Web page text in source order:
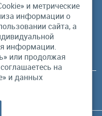
защищены.
и метрические
информации о
сайта, а
информации.
или продолжая
на
и данных